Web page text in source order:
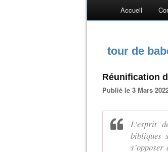
Accueil
tour de
Réunification
Publié le 3 Mars
L'esprit
bibliques